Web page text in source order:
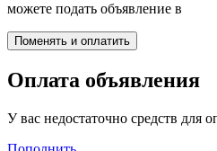
можете подать объявление в
Оплата объявления
У вас недостаточно средств для